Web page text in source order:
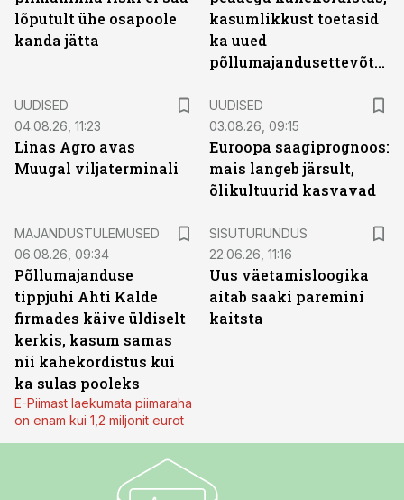
lõputult ühe osapoole
kanda jätta
kasumlikkust toetasid
ka uued
põllumajandusettevõtted
UUDISED
04.08.26, 11:23
Linas Agro avas
Muugal viljaterminali
UUDISED
03.08.26, 09:15
Euroopa saagiprognoos:
mais langeb järsult,
õlikultuurid kasvavad
MAJANDUSTULEMUSED
06.08.26, 09:34
Põllumajanduse
tippjuhi Ahti Kalde
firmades käive üldiselt
kerkis, kasum samas
nii kahekordistus kui
ka sulas pooleks
E-Piimast laekumata piimaraha
on enam kui 1,2 miljonit eurot
SISUTURUNDUS
22.06.26, 11:16
Uus väetamisloogika
aitab saaki paremini
kaitsta